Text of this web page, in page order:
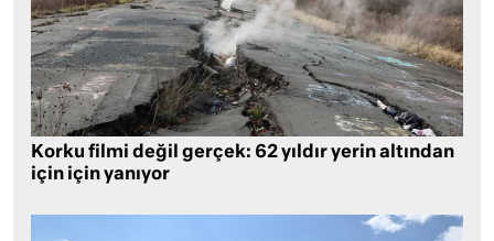
Korku filmi değil gerçek: 62 yıldır yerin altından
için için yanıyor